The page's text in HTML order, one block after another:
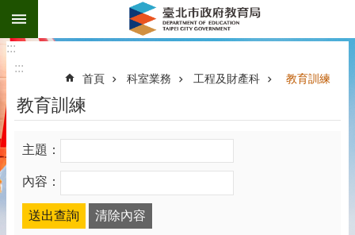
跳到主要內容區塊
:::
:::
首頁 科室業務 工程及財產科 教育訓練
教育訓練
主題：
內容：